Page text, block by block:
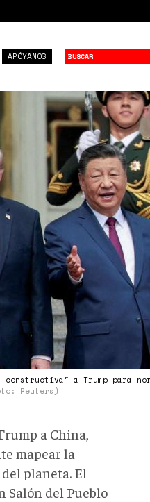
APÓYANOS
a Trump para
Reuters)
a China,
mapear la
planeta. El
Salón del Pueblo